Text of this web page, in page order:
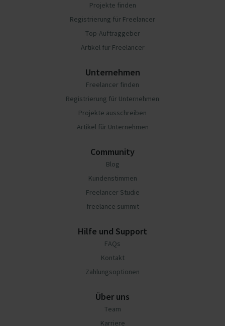
Projekte finden
Registrierung für Freelancer
Top-Auftraggeber
Artikel für Freelancer
Unternehmen
Freelancer finden
Registrierung für Unternehmen
Projekte ausschreiben
Artikel für Unternehmen
Community
Blog
Kundenstimmen
Freelancer Studie
freelance summit
Hilfe und Support
FAQs
Kontakt
Zahlungsoptionen
Über uns
Team
Karriere